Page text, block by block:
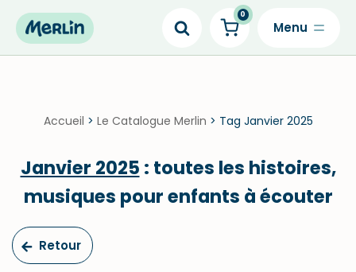
Skip
0
Accueil > Le Catalogue Merlin > Tag Janvier 2025
Janvier 2025 : toutes les histoires,
musiques pour enfants à écouter
Retour